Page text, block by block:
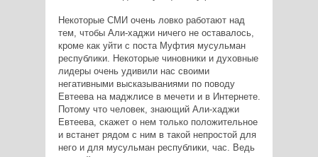
Некоторые СМИ очень ловко работают над
тем, чтобы Али-хаджи ничего не оставалось,
кроме как уйти с поста Муфтия мусульман
республики. Некоторые чиновники и духовные
лидеры очень удивили нас своими
негативными высказываниями по поводу
Евтеева на маджлисе в мечети и в Интернете.
Потому что человек, знающий Али-хаджи
Евтеева, скажет о нем только положительное
и встанет рядом с ним в такой непростой для
него и для мусульман республики, час. Ведь